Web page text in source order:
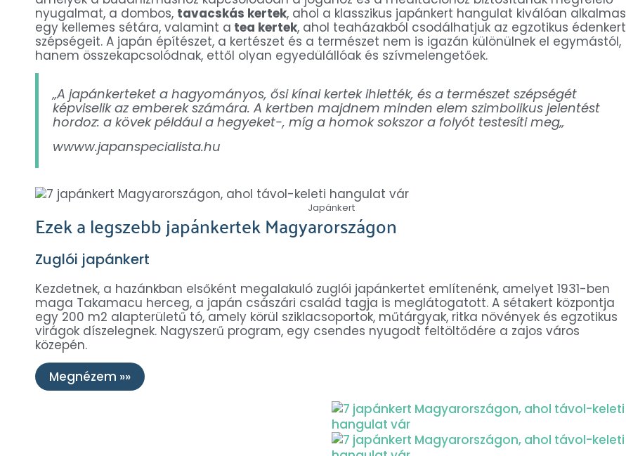
nyugalmat, a dombos, tavacskás kertek, ahol a klasszikus japánkert hangulat kiválóan alkalmas
egy kellemes sétára, valamint a tea kertek, ahol teaházakból csodálhatjuk az egzotikus édenkert
szépségeit. A japán építészet, a kertészet és a természet nem is igazán különülnek el egymástól,
hanem összekapcsolódnak, ettől olyan egyedülállóak és szívmelengetőek.
„A japánkerteket a hagyományos, ősi kínai kertek ihlették, és a természet szépségét
képviselik az emberek számára. A kertben majdnem minden elem szimbolikus jelentést
hordoz: a kövek például a hegyeket-, míg a homok sokszor a folyót testesíti meg„
wwww.japanspecialista.hu
Japánkert
Ezek a legszebb japánkertek Magyarországon
Zuglói japánkert
Kezdetnek, a hazánkban elsőként megalakuló zuglói japánkertet említenénk, amelyet 1931-ben
maga Takamacu herceg, a japán császári család tagja is meglátogatott. A sétakert központja
egy 200 m2 alapterületű tó, amely körül sziklacsoportok, műtárgyak, ritka növények és egzotikus
virágok díszelegnek. Nagyszerű program, egy csendes nyugodt feltöltődére a zajos város
közepén.
Megnézem »»